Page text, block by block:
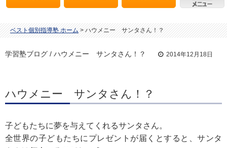
ベスト個別指導塾 ホーム > ハウメニー サンタさん！？
学習塾ブログ / ハウメニー サンタさん！？ 2014年12月18日
ハウメニー サンタさん！？
子どもたちに夢を与えてくれるサンタさん。
全世界の子どもたちにプレゼントが届くとすると、サンタ